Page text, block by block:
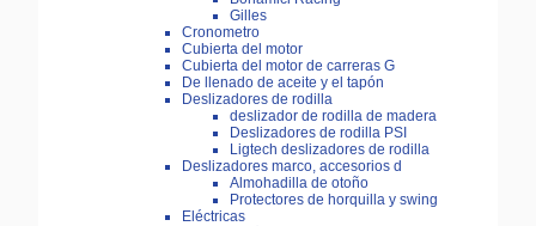
Gilles
Cronometro
Cubierta del motor
Cubierta del motor de carreras G
De llenado de aceite y el tapón
Deslizadores de rodilla
deslizador de rodilla de madera
Deslizadores de rodilla PSI
Ligtech deslizadores de rodilla
Deslizadores marco, accesorios d
Almohadilla de otoño
Protectores de horquilla y swing
Eléctricas